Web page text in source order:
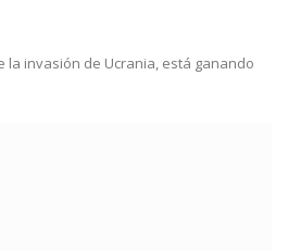
la invasión de Ucrania, está ganando